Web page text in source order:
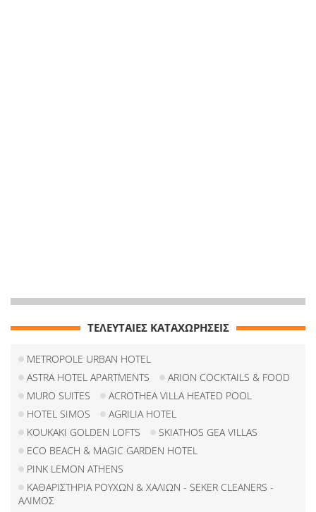
ΤΕΛΕΥΤΑΙΕΣ ΚΑΤΑΧΩΡΗΣΕΙΣ
METROPOLE URBAN HOTEL
ASTRA HOTEL APARTMENTS
ARION COCKTAILS & FOOD
MURO SUITES
ACROTHEA VILLA HEATED POOL
HOTEL SIMOS
AGRILIA HOTEL
KOUKAKI GOLDEN LOFTS
SKIATHOS GEA VILLAS
ECO BEACH & MAGIC GARDEN HOTEL
PINK LEMON ATHENS
ΚΑΘΑΡΙΣΤΗΡΙΑ ΡΟΥΧΩΝ & ΧΑΛΙΩΝ - SEKER CLEANERS -
ΑΛΙΜΟΣ